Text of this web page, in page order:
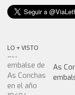
LO + VISTO
As